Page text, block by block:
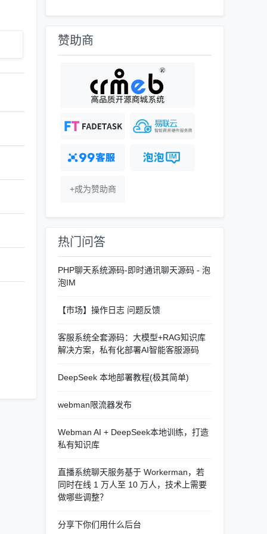
赞助商
+成为赞助商
热门问答
PHP聊天系统源码-即时通讯聊天源码 - 泡
泡IM
【市场】操作日志 问题反馈
客服系统全套源码：大模型+RAG知识库
解决方案，私有化部署AI智能客服源码
DeepSeek 本地部署教程(极其简单)
webman限流器发布
Webman AI + DeepSeek本地训练，打造
私有知识库
直播系统聊天服务基于 Workerman，若
同时在线 1 万人至 10 万人，技术上需要
做哪些调整？
分享下你们用什么后台